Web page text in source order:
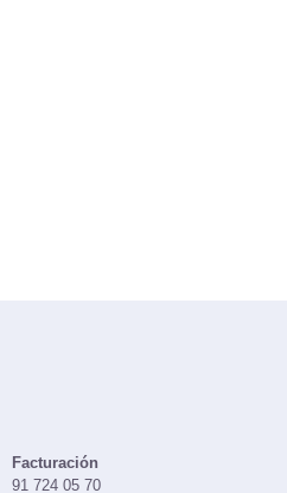
Facturación
91 724 05 70